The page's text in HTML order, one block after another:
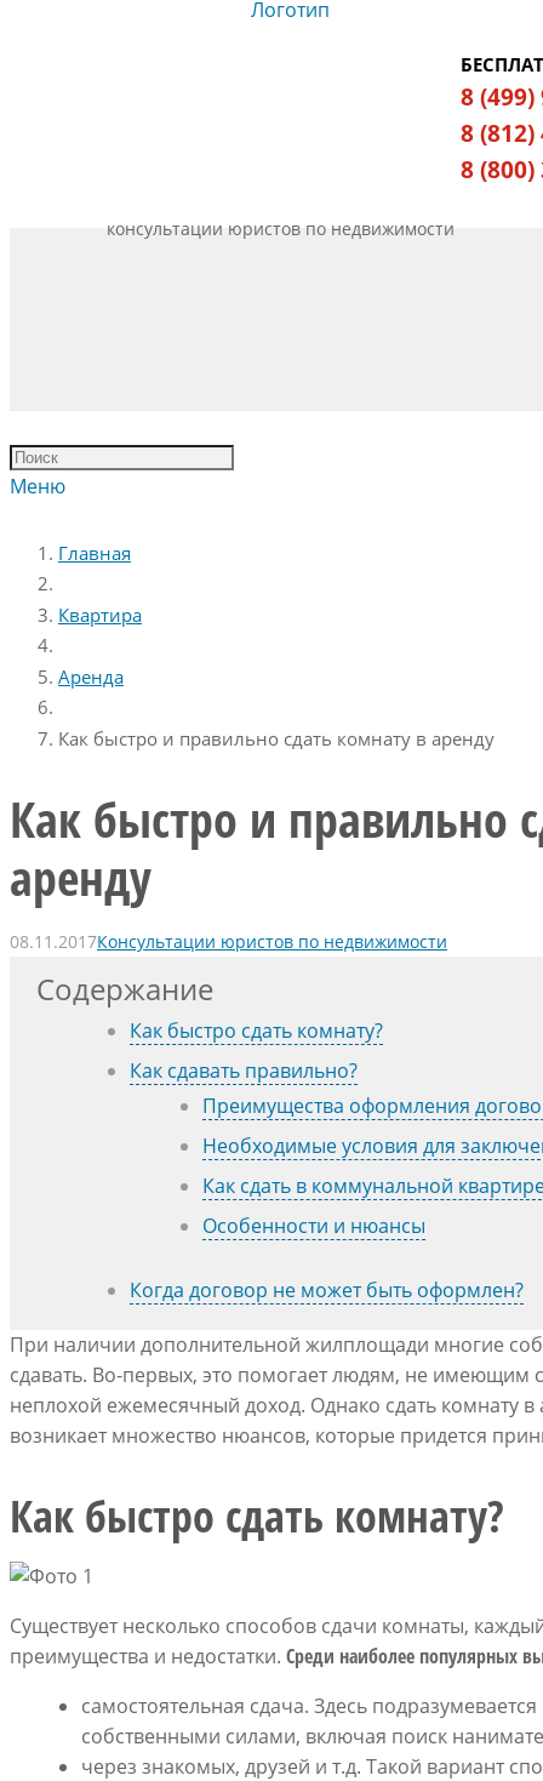
консультации юристов по недвижимости
8 (499)
8 (812)
8 (800)
Меню
Главная
Квартира
Аренда
Как быстро и правильно сдать комнату в аренду
Как быстро и правильно
аренду
08.11.2017Консультации юристов по недвижимости
Содержание
Как быстро сдать комнату?
Как сдавать правильно?
Преимущества оформления
Необходимые условия для
Как сдать в коммунальной
Особенности и нюансы
Когда договор не может быть оформлен?
При наличии дополнительной жилплощади многие
сдавать. Во-первых, это помогает людям, не имеющим
неплохой ежемесячный доход. Однако сдать комнату в
возникает множество нюансов, которые придется
Как быстро сдать комнату?
Существует несколько способов сдачи комнаты,
преимущества и недостатки. Среди наиболее популярных
самостоятельная сдача. Здесь
собственными силами, включая поиск
через знакомых, друзей и т.д. Такой вариант